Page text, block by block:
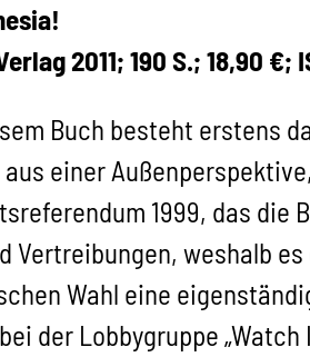
2011; 190 S.; 18,90 €;
Buch besteht erstens
einer
1999, das die
Vertreibungen, weshalb
Wahl eine
der Lobbygruppe